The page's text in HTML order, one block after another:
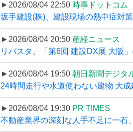
►2026/08/04 22:50 時事ドットコム
坂手建設(株)、建設現場の熱中症対
►2026/08/04 20:50 産経ニュース
リバスタ、「第6回 建設DX展 大阪
►2026/08/04 19:50 朝日新聞デジタ
24時間走行や水道使わない建物 大
►2026/08/04 19:30 PR TIMES
不動産業界の深刻な人手不足に一石